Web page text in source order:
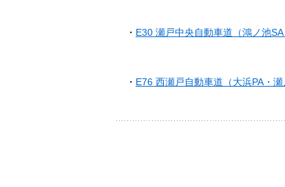
・ E30 瀬戸中央自動車道（鴻ノ池SA
・ E76 西瀬戸自動車道（大浜PA・瀬